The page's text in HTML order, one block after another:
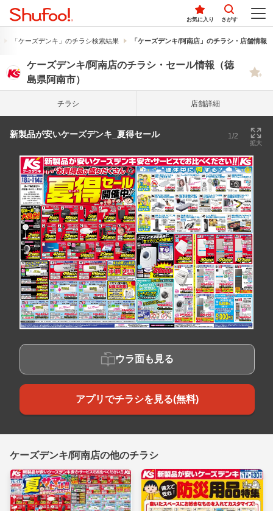
お気に入り さがす
「ケーズデンキ」のチラシ検索結果 「ケーズデンキ/阿南店」のチラシ・店舗情報
ケーズデンキ/阿南店のチラシ・セール情報（徳
島県阿南市）
チラシ 店舗詳細
新製品が安いケーズデンキ_夏得セール 1/2
拡大
ウラ面も見る
アプリでチラシを見る(無料)
ケーズデンキ/阿南店の他のチラシ